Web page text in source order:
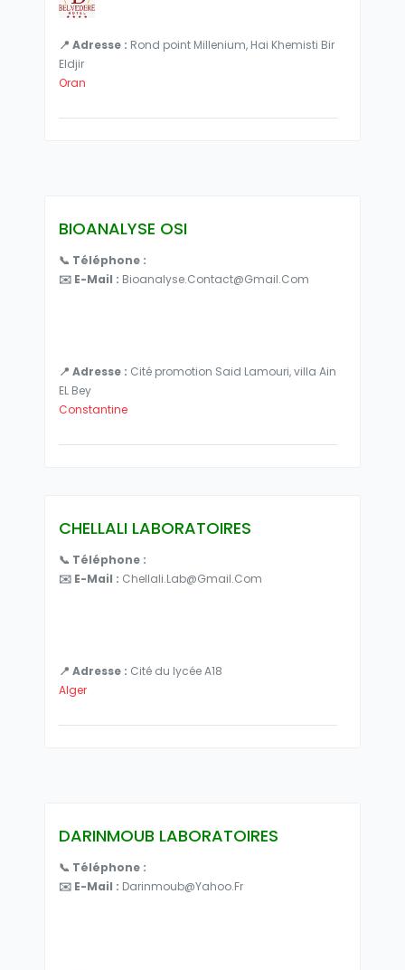
📍 Adresse : Rond point Millenium, Hai Khemisti Bir
Eldjir
Oran
BIOANALYSE OSI
📞 Téléphone :
✉️ E-Mail : Bioanalyse.contact@gmail.com
📍 Adresse : Cité promotion Said Lamouri, villa Ain
EL Bey
Constantine
CHELLALI LABORATOIRES
📞 Téléphone :
✉️ E-Mail : Chellali.lab@gmail.com
📍 Adresse : Cité du lycée A18
Alger
DARINMOUB LABORATOIRES
📞 Téléphone :
✉️ E-Mail : Darinmoub@yahoo.fr